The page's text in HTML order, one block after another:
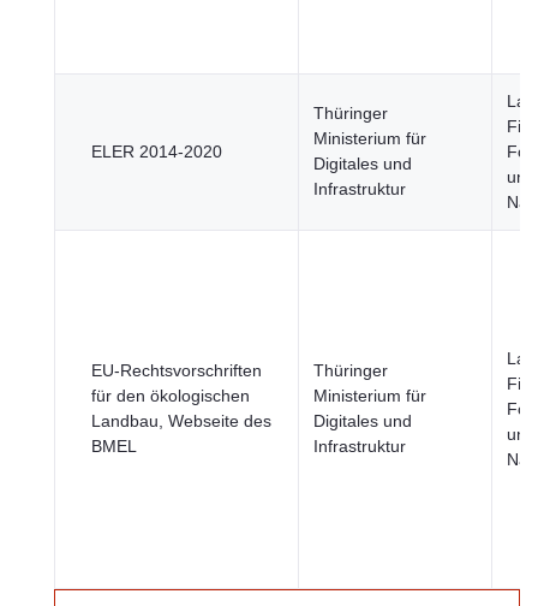
ELER 2014-2020
Thüringer
Ministerium für
Digitales und
Infrastruktur
und
EU-Rechtsvorschriften
für den ökologischen
Landbau, Webseite des
BMEL
Thüringer
Ministerium für
Digitales und
Infrastruktur
und